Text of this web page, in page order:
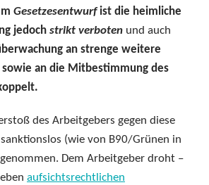
Gesetzesentwurfist die heimliche
jedoch strikt verboten und auch
an strenge weitere
sowie an die Mitbestimmung des
des Arbeitgebers gegen diese
(wie von B90/Grünen in
Dem Arbeitgeber droht –
aufsichtsrechtlichen